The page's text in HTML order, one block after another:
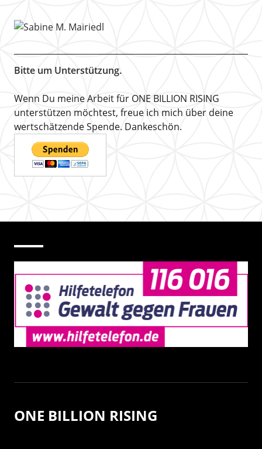
Bitte um Unterstützung.
Wenn Du meine Arbeit für ONE BILLION RISING
unterstützen möchtest, freue ich mich über deine
wertschätzende Spende. Dankeschön.
ONE BILLION RISING